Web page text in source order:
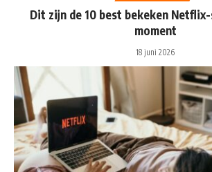
Dit zijn de 10 best bekeken
moment
18 juni 2026